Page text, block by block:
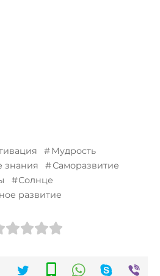
Мудрость
знания
Саморазвитие
Солнце
развитие